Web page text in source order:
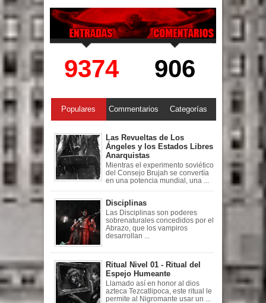
9374 906
Populares Commentarios Categorías
Las Revueltas de Los
Ángeles y los Estados Libres
Anarquistas
Mientras el experimento soviético
del Consejo Brujah se convertía
en una potencia mundial, una ...
Disciplinas
Las Disciplinas son poderes
sobrenaturales concedidos por el
Abrazo, que los vampiros
desarrollan ...
Ritual Nivel 01 - Ritual del
Espejo Humeante
Llamado así en honor al dios
azteca Tezcatlipoca, este ritual le
permite al Nigromante usar un ...